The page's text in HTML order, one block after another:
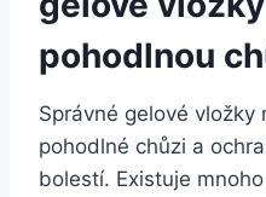
pohodlnou
Správné gelové
pohodlné ​chůzi a
bolestí. Existuje